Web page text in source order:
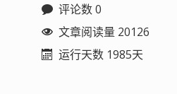
评论数 0
文章阅读量 20126
运行天数 1985天